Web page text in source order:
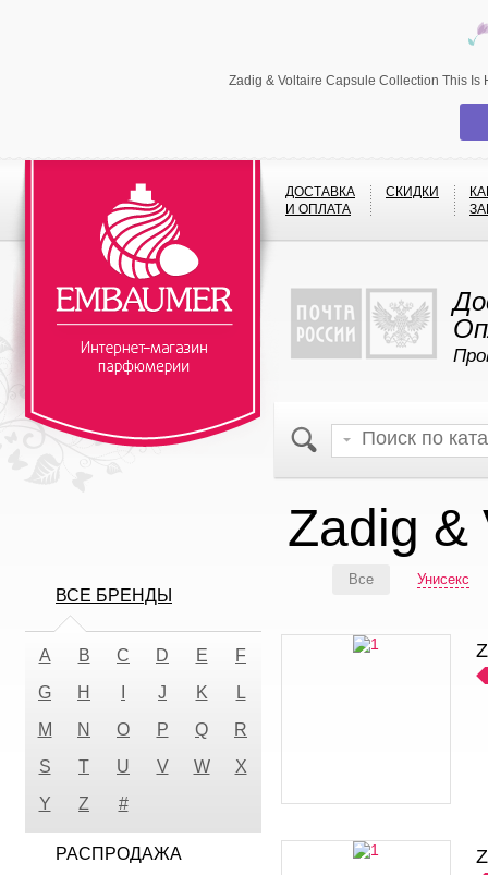
Zadig & Voltaire Capsule Collection This
ДОСТАВКА
И ОПЛАТА
СКИДКИ
Zadig &
Все Унисекс
ВСЕ БРЕНДЫ
A B C D E
F
G
H J K
L
M
N O P Q
R
S
T U V W
X
Y
Z #
РАСПРОДАЖА